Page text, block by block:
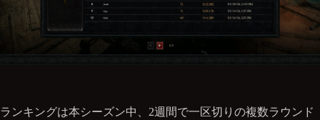
ランキングは本シーズン中、2週間で一区切りの複数ラウンド